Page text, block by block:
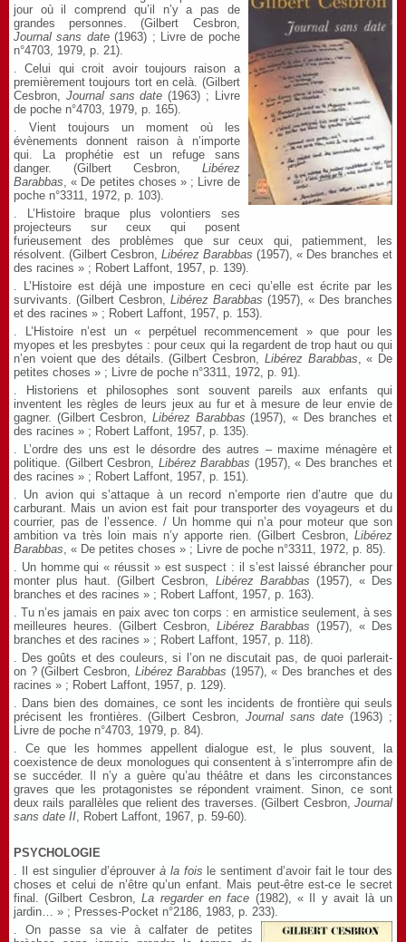
jour où il comprend qu’il n’y a pas de
grandes personnes. (Gilbert Cesbron,
Journal sans date(1963) ; Livre de poche
n°4703, 1979, p. 21).
. Celui qui croit avoir toujours raison a
premièrement toujours tort en celà. (Gilbert
Cesbron, Journal sans date (1963) ; Livre
de poche n°4703, 1979, p. 165).
. Vient toujours un moment où les
évènements donnent raison à n’importe
qui. La prophétie est un refuge sans
danger. (Gilbert Cesbron, Libérez
Barabbas, « De petites choses » ; Livre de
poche n°3311, 1972, p. 103).
. L’Histoire braque plus volontiers ses
projecteurs sur ceux qui posent
furieusement des problèmes que sur ceux qui, patiemment, les
résolvent. (Gilbert Cesbron, Libérez Barabbas (1957), « Des branches et
des racines » ; Robert Laffont, 1957, p. 139).
. L’Histoire est déjà une imposture en ceci qu’elle est écrite par les
survivants. (Gilbert Cesbron, Libérez Barabbas (1957), « Des branches
et des racines » ; Robert Laffont, 1957, p. 153).
. L’Histoire n’est un « perpétuel recommencement » que pour les
myopes et les presbytes : pour ceux qui la regardent de trop haut ou qui
n’en voient que des détails. (Gilbert Cesbron, Libérez Barabbas, « De
petites choses » ; Livre de poche n°3311, 1972, p. 91).
. Historiens et philosophes sont souvent pareils aux enfants qui
inventent les règles de leurs jeux au fur et à mesure de leur envie de
gagner. (Gilbert Cesbron, Libérez Barabbas (1957), « Des branches et
des racines » ; Robert Laffont, 1957, p. 135).
. L’ordre des uns est le désordre des autres – maxime ménagère et
politique. (Gilbert Cesbron, Libérez Barabbas (1957), « Des branches et
des racines » ; Robert Laffont, 1957, p. 151).
. Un avion qui s’attaque à un record n’emporte rien d’autre que du
carburant. Mais un avion est fait pour transporter des voyageurs et du
courrier, pas de l’essence. / Un homme qui n’a pour moteur que son
ambition va très loin mais n’y apporte rien. (Gilbert Cesbron, Libérez
Barabbas, « De petites choses » ; Livre de poche n°3311, 1972, p. 85).
. Un homme qui « réussit » est suspect : il s’est laissé ébrancher pour
monter plus haut. (Gilbert Cesbron, Libérez Barabbas (1957), « Des
branches et des racines » ; Robert Laffont, 1957, p. 163).
. Tu n’es jamais en paix avec ton corps : en armistice seulement, à ses
meilleures heures. (Gilbert Cesbron, Libérez Barabbas (1957), « Des
branches et des racines » ; Robert Laffont, 1957, p. 118).
. Des goûts et des couleurs, si l’on ne discutait pas, de quoi parlerait-
on ? (Gilbert Cesbron, Libérez Barabbas (1957), « Des branches et des
racines » ; Robert Laffont, 1957, p. 129).
. Dans bien des domaines, ce sont les incidents de frontière qui seuls
précisent les frontières. (Gilbert Cesbron, Journal sans date (1963) ;
Livre de poche n°4703, 1979, p. 84).
. Ce que les hommes appellent dialogue est, le plus souvent, la
coexistence de deux monologues qui consentent à s’interrompre afin de
se succéder. Il n’y a guère qu’au théâtre et dans les circonstances
graves que les protagonistes se répondent vraiment. Sinon, ce sont
deux rails parallèles que relient des traverses. (Gilbert Cesbron, Journal
sans date II, Robert Laffont, 1967, p. 59-60).
PSYCHOLOGIE
. Il est singulier d’éprouver à la fois le sentiment d’avoir fait le tour des
choses et celui de n’être qu’un enfant. Mais peut-être est-ce le secret
final. (Gilbert Cesbron,La regarder en face (1982), « Il y avait là un
jardin… » ; Presses-Pocket n°2186, 1983, p. 233).
. On passe sa vie à calfater de petites